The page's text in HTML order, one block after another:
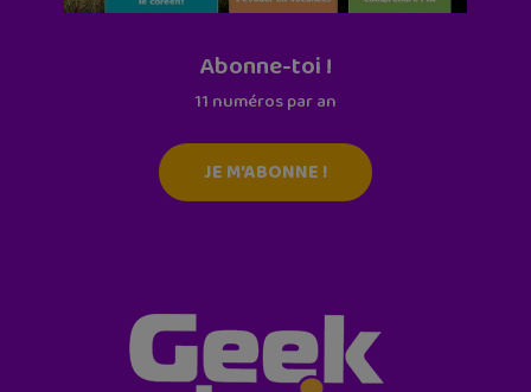
Abonne-toi !
11 numéros par an
JE M'ABONNE !